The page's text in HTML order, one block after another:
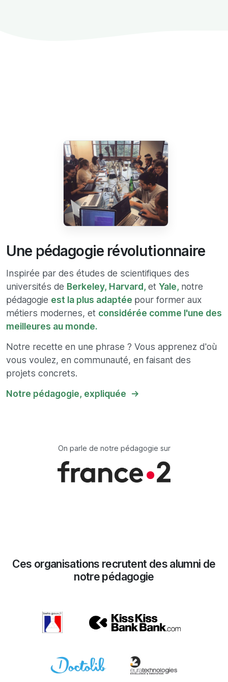
Une pédagogie révolutionnaire
Inspirée par des études de scientifiques des
universités de Berkeley, Harvard, et Yale, notre
pédagogie est la plus adaptée pour former aux
métiers modernes, et considérée comme l'une des
meilleures au monde.
Notre recette en une phrase ? Vous apprenez d'où
vous voulez, en communauté, en faisant des
projets concrets.
Notre pédagogie, expliquée
On parle de notre pédagogie sur
Ces organisations recrutent des alumni de
notre pédagogie